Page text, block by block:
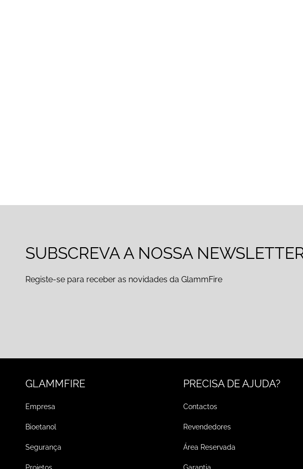
SUBSCREVA A NOSSA
Registe-se para receber as novidades da GlammFire
GLAMMFIRE
Empresa
Bioetanol
Segurança
Projetos
PRECISA DE AJUDA?
Contactos
Revendedores
Área Reservada
Garantia